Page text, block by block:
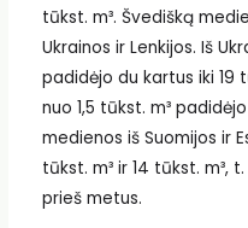
tūkst. m³. Švedišką
Ukrainos ir Lenkijos. Iš
padidėjo du kartus iki 19
nuo 1,5 tūkst. m³
medienos iš Suomijos ir
tūkst. m³ ir 14 tūkst. m³,
prieš metus.